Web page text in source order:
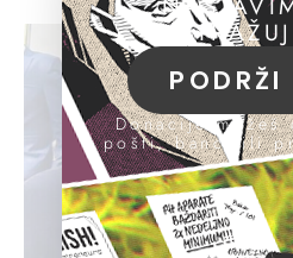
PODRŽI
Donacije
pošti, banci ili